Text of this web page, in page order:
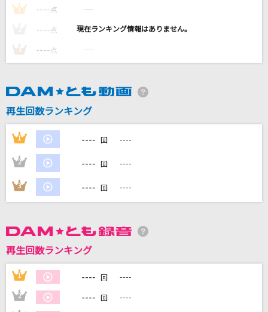
Present
ほんまやで☆なんでやねん☆しらんけど
ヨルシカ
カラオケ最新情報をチェック！
1 ---- 点 ----
---- 点 ----
3 ---- 点 ----
再生回数ランキング
1 ---- 回 ----
2 ---- 回 ----
3 ---- 回 ----
再生回数ランキング
1 ---- 回 ----
2 ---- 回 ----